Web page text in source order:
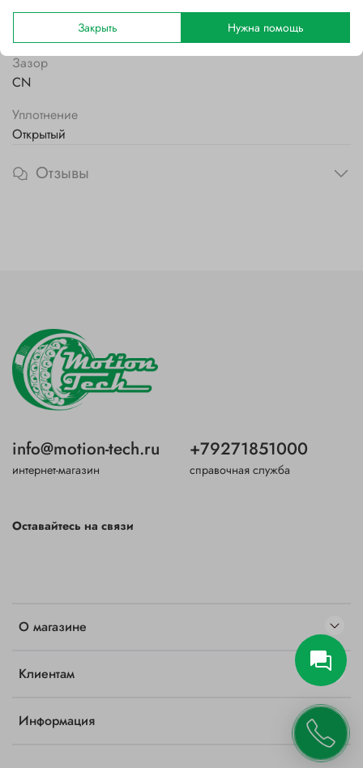
Сепаратор
Зазор
CN
Уплотнение
Открытый
Отзывы
О магазине
Клиентам
Информация
info@motion-tech.ru
интернет-магазин
+79271851000
справочная служба
Оставайтесь на связи
Закрыть Нужна помощь